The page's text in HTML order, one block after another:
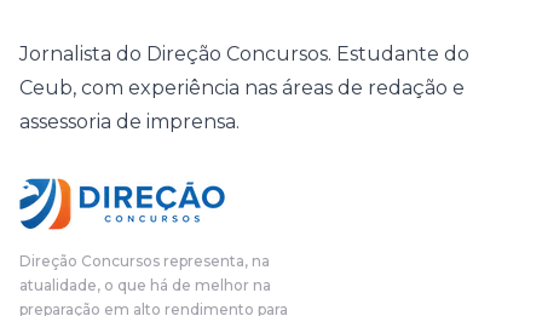
Jornalista do Direção Concursos. Estudante do
Ceub, com experiência nas áreas de redação e
assessoria de imprensa.
Direção Concursos representa, na
atualidade, o que há de melhor na
preparação em alto rendimento para